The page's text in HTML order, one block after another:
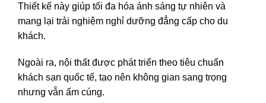
Thiết kế này giúp tối đa hóa ánh sáng tự nhiên và
mang lại trải nghiệm nghỉ dưỡng đẳng cấp cho du
khách.
Ngoài ra, nội thất được phát triển theo tiêu chuẩn
khách sạn quốc tế, tạo nên không gian sang trọng
nhưng vẫn ấm cúng.